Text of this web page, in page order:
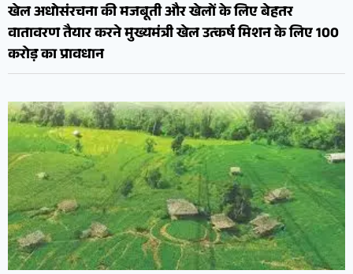
खेल अधोसंरचना की मजबूती और खेलों के लिए बेहतर
वातावरण तैयार करने मुख्यमंत्री खेल उत्कर्ष मिशन के लिए 100
करोड़ का प्रावधान